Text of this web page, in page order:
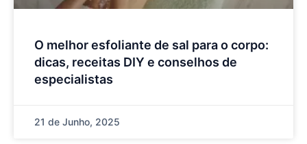
O melhor esfoliante de sal para o corpo:
dicas, receitas DIY e conselhos de
especialistas
21 de Junho, 2025